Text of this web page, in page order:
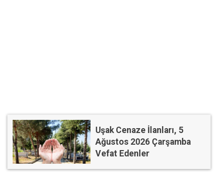
Uşak Cenaze İlanları, 5
Ağustos 2026 Çarşamba
Vefat Edenler